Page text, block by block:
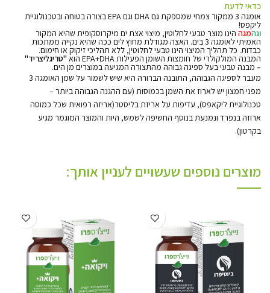
כדאי לדעת
אומגה 3 ממקור צמחי שמספקת גם DHA וגם EPA בצורה בטוחה ובטכנולוגיית
ליקפס!
וגהמגה הינו מוצר טבעי לחלוטין, מיצוי אצת ים מיקרוסקופית שהיא המקור
האמיתי לאומגה 3 בים. האצה מגודלת מחוץ לים ככה שהיא נקייה ממתכות
כבדות. כל תהליך המיצוי הינו טבעי לחלוטין, ללא תהליכי זיקוק או חימום.
המבנה המולקולרי של חומצות השומן הפעילות EPA+DHA הוא "טריגליצריד"
– מבנה טבעי בעל ספיגה גבוהה מהתצורה המגיעה במוצרים מן הים.
מעבר לספיגה הגבוהה, התובנה הברורה היא שיש לשמור על שמן האומגה 3
מפני חמצון יש לארוז את השמן בכמוסות (עם ההגנה הגבוהה ביותר –
טכנולוגיית ליקאפס), עדיפות על אריזת בליסטר(אריזה רפואית שכל כמוסה
ארוזה בנפרד ונמנעת בנוסף החשיפה לשמש, היות והמוצר המוגמר מגיע
בקרטון).
מוצרים נוספים שעשויים לעניין אותך: